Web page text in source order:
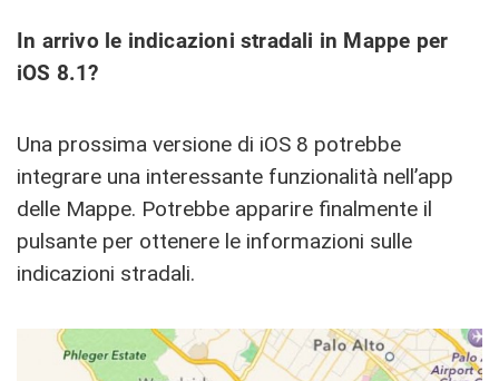
In arrivo le indicazioni stradali in Mappe per
iOS 8.1?
Una prossima versione di iOS 8 potrebbe
integrare una interessante funzionalità nell’app
delle Mappe. Potrebbe apparire finalmente il
pulsante per ottenere le informazioni sulle
indicazioni stradali.